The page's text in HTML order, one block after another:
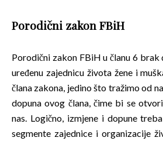
Porodični zakon FBiH
Porodični zakon FBiH u članu 6
uređenu zajednicu života žene i
člana zakona, jedino što tražimo od
dopuna ovog člana, čime bi se
nas. Logično, izmjene i dopune
segmente zajednice i organizacije